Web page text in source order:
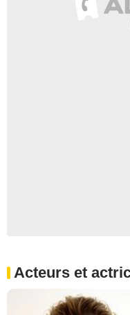
Acteurs et